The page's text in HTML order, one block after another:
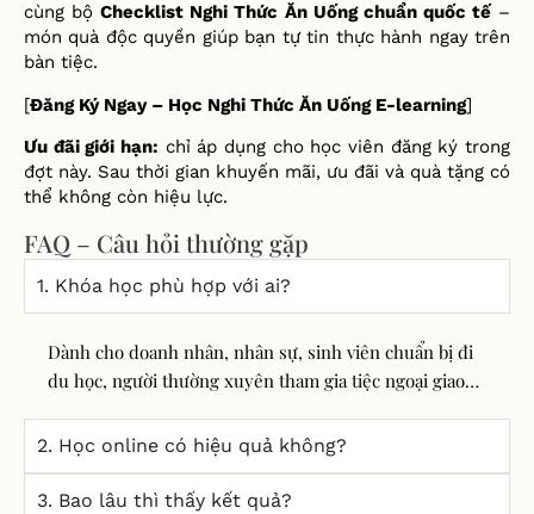
cùng bộ Checklist Nghi Thức Ăn Uống chuẩn quốc tế–
món quà độc quyền giúp bạn tựtin thực hành ngay trên
bàn tiệc.
[Đăng Ký Ngay – Học Nghi Thức Ăn Uống E-learning]
Ưu đãi giới hạn: chỉáp dụng cho học viên đăng ký trong
đợt này. Sau thời gian khuyến mãi, ưu đãi và quà tặng có
thể không còn hiệu lực.
FAQ – Câu hỏi thường gặp
1. Khóa học phù hợp với ai?
Dành cho doanh nhân, nhân sự, sinh viên chuẩn bị đi
du học, người thường xuyên tham gia tiệc ngoại giao…
2. Học online có hiệu quả không?
3. Bao lâu thì thấy kết quả?